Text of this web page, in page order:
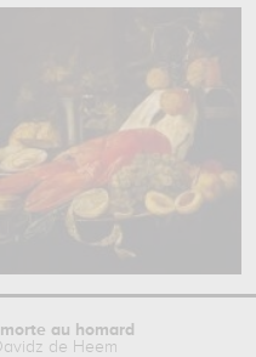
au homard
de Heem